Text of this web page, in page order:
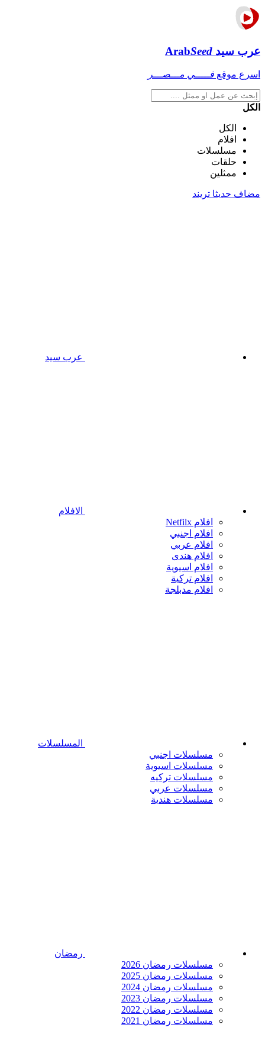
عرب سيد ArabSeed
اسرع موقع فـــــي مـــصـــر
الكل
الكل
افلام
مسلسلات
حلقات
ممثلين
مضاف حديثا تريند
عرب سيد
الافلام
افلام Netfilx
افلام اجنبي
افلام عربي
افلام هندى
افلام اسيوية
افلام تركية
افلام مدبلجة
المسلسلات
مسلسلات اجنبي
مسلسلات اسيوية
مسلسلات تركيه
مسلسلات عربي
مسلسلات هندية
رمضان
مسلسلات رمضان 2026
مسلسلات رمضان 2025
مسلسلات رمضان 2024
مسلسلات رمضان 2023
مسلسلات رمضان 2022
مسلسلات رمضان 2021